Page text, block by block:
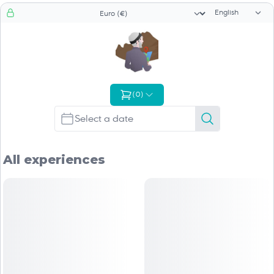
Currency selector Language
(0)
All experiences